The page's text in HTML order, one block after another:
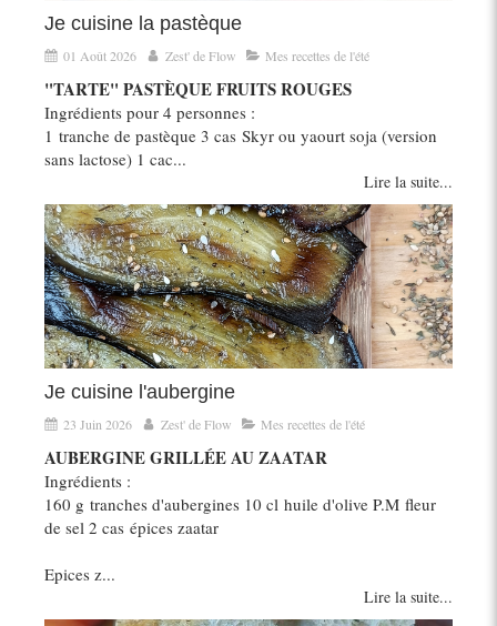
Je cuisine la pastèque
01 Août 2026 Zest' de Flow Mes recettes de l'été
"TARTE" PASTÈQUE FRUITS ROUGES
Ingrédients pour 4 personnes :
1 tranche de pastèque 3 cas Skyr ou yaourt soja (version
sans lactose) 1 cac...
Lire la suite...
Je cuisine l'aubergine
23 Juin 2026 Zest' de Flow Mes recettes de l'été
AUBERGINE GRILLÉE AU ZAATAR
Ingrédients :
160 g tranches d'aubergines 10 cl huile d'olive P.M fleur
de sel 2 cas épices zaatar
Epices z...
Lire la suite...